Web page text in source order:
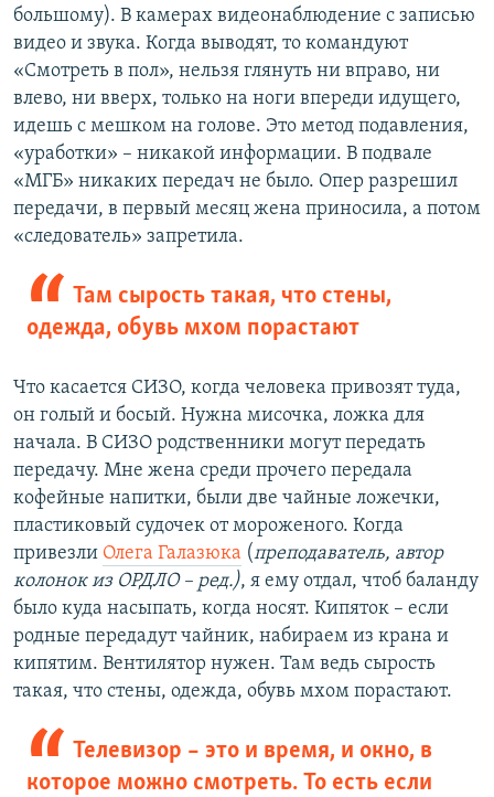
большому). В камерах видеонаблюдение с записью
видео и звука. Когда выводят, то командуют
«Смотреть в пол», нельзя глянуть ни вправо, ни
влево, ни вверх, только на ноги впереди идущего,
идешь с мешком на голове. Это метод подавления,
«уработки» – никакой информации. В подвале
«МГБ» никаких передач не было. Опер разрешил
передачи, в первый месяц жена приносила, а потом
«следователь» запретила.
Там сырость такая, что стены,
одежда, обувь мхом порастают
Что касается СИЗО, когда человека привозят туда,
он голый и босый. Нужна мисочка, ложка для
начала. В СИЗО родственники могут передать
передачу. Мне жена среди прочего передала
кофейные напитки, были две чайные ложечки,
пластиковый судочек от мороженого. Когда
привезли Олега Галазюка (преподаватель, автор
колонок из ОРДЛО – ред.), я ему отдал, чтоб баланду
было куда насыпать, когда носят. Кипяток – если
родные передадут чайник, набираем из крана и
кипятим. Вентилятор нужен. Там ведь сырость
такая, что стены, одежда, обувь мхом порастают.
Телевизор – это и время, и окно, в
которое можно смотреть. То есть если